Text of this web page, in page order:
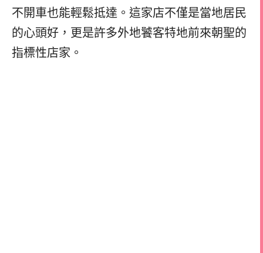
不開車也能輕鬆抵達。這家店不僅是當地居民
的心頭好，更是許多外地饕客特地前來朝聖的
指標性店家。